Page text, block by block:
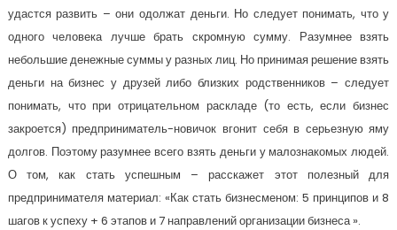
удастся развить – они одолжат деньги. Но следует понимать, что у
одного человека лучше брать скромную сумму. Разумнее взять
небольшие денежные суммы у разных лиц. Но принимая решение взять
деньги на бизнес у друзей либо близких родственников – следует
понимать, что при отрицательном раскладе (то есть, если бизнес
закроется) предприниматель-новичок вгонит себя в серьезную яму
долгов. Поэтому разумнее всего взять деньги у малознакомых людей.
О том, как стать успешным – расскажет этот полезный для
предпринимателя материал: «Как стать бизнесменом: 5 принципов и 8
шагов к успеху + 6 этапов и 7 направлений организации бизнеса ».